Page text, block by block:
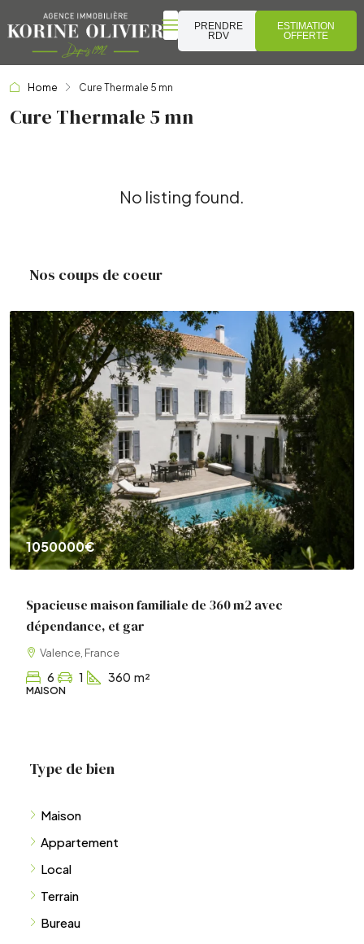
PRENDRE
RDV
ESTIMATION
OFFERTE
Home Cure Thermale 5 mn
Cure Thermale 5 mn
No listing found.
Nos coups de coeur
1050000€
Spacieuse maison familiale de 360 m2 avec
dépendance, et gar
Valence, France
6 1 360 m²
MAISON
Type de bien
Maison
Appartement
Local
Terrain
Bureau